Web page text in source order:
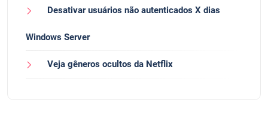
Desativar usuários não autenticados X dias
Windows Server
Veja gêneros ocultos da Netflix